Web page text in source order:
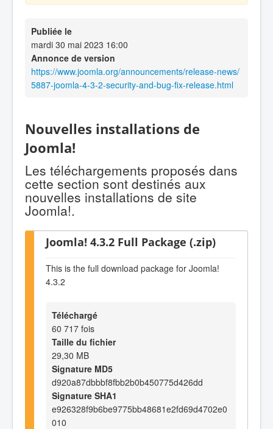
Publiée le
mardi 30 mai 2023 16:00
Annonce de version
https://www.joomla.org/announcements/release-news/
5887-joomla-4-3-2-security-and-bug-fix-release.html
Nouvelles installations de
Joomla!
Les téléchargements proposés dans
cette section sont destinés aux
nouvelles installations de site
Joomla!.
Joomla! 4.3.2 Full Package (.zip)
This is the full download package for Joomla!
4.3.2
Téléchargé
60 717 fois
Taille du fichier
29,30 MB
Signature MD5
d920a87dbbbf8fbb2b0b450775d426dd
Signature SHA1
e926328f9b6be9775bb48681e2fd69d4702e0
010